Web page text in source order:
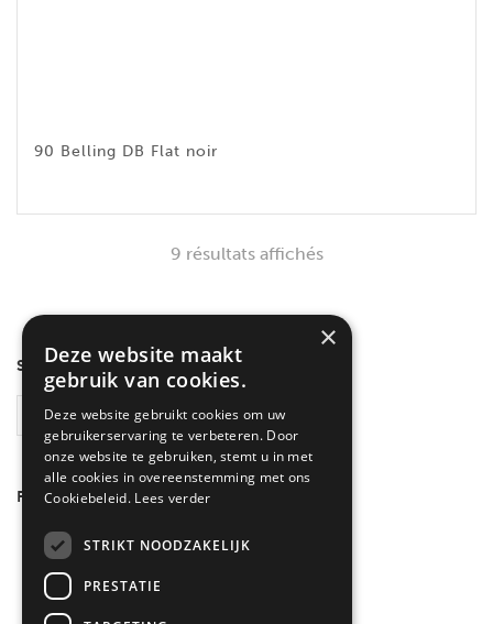
90 Belling DB Flat noir
9 résultats affichés
SEARCH
RECHERCHE
FILTRER PAR COULEUR
Inox(3)
Noir(6)
×
Deze website maakt
gebruik van cookies.
Deze website gebruikt cookies om uw
gebruikerservaring te verbeteren. Door
onze website te gebruiken, stemt u in met
alle cookies in overeenstemming met ons
Cookiebeleid. Lees verder
STRIKT NOODZAKELIJK
PRESTATIE